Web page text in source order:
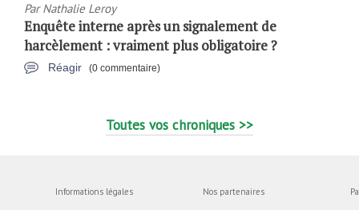
ParNathalie Leroy
Enquête interne après un signalement de
harcèlement : vraiment plus obligatoire ?
Réagir (0 commentaire)
Toutes vos chroniques >>
Informations légales Nos partenaires